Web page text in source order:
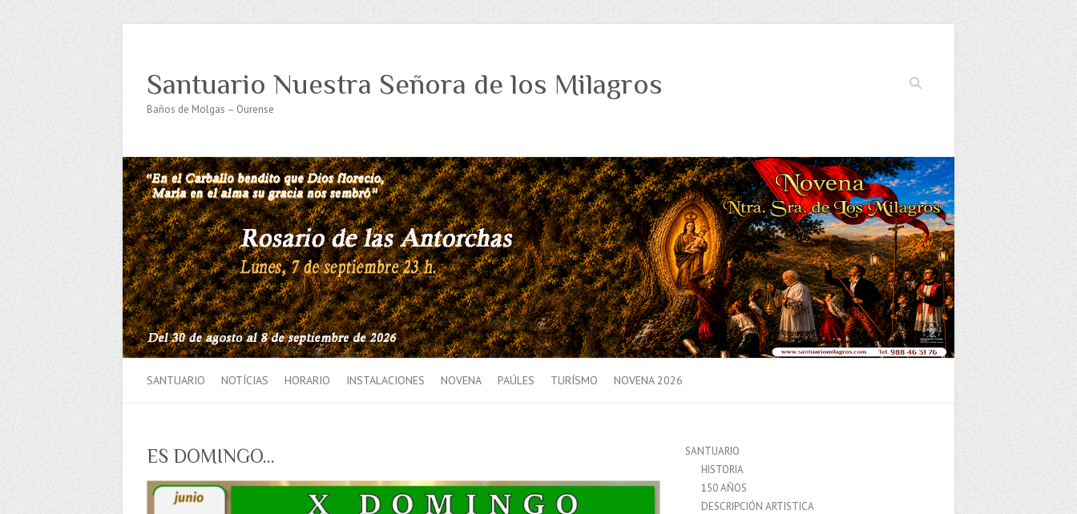
Buscar
Santuario Nuestra Señora de los Milagros
Baños de Molgas – Ourense
SANTUARIO NOTÍCIAS HORARIO INSTALACIONES NOVENA PAÚLES TURÍSMO NOVENA 2026
ES DOMINGO…
SANTUARIO
HISTORIA
150 AÑOS
DESCRIPCIÓN ARTISTICA